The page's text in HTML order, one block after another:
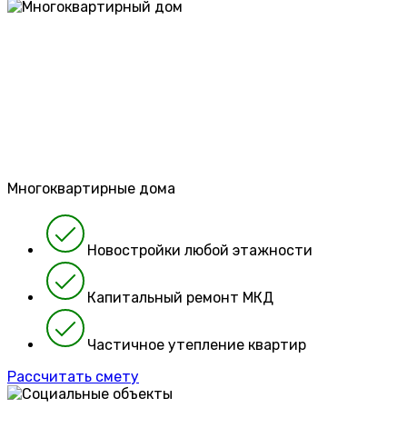
Многоквартирные дома
Новостройки любой этажности
Капитальный ремонт МКД
Частичное утепление квартир
Рассчитать смету